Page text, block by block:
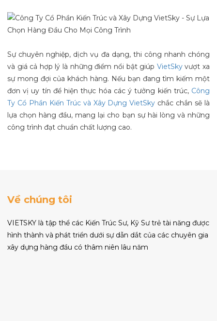
Sự chuyên nghiệp, dịch vụ đa dạng, thi công nhanh chóng
và giá cả hợp lý là những điểm nổi bật giúp VietSkyvượt xa
sự mong đợi của khách hàng. Nếu bạn đang tìm kiếm một
đơn vị uy tín để hiện thực hóa các ý tưởng kiến trúc, Công
Ty Cổ Phần Kiến Trúc và Xây Dựng VietSky chắc chắn sẽ là
lựa chọn hàng đầu, mang lại cho bạn sự hài lòng và những
công trình đạt chuẩn chất lượng cao.
Về chúng tôi
VIETSKY là tập thể các Kiến Trúc Sư, Kỹ Sư trẻ tài năng được
hình thành và phát triển dưới sự dẫn dắt của các chuyên gia
xây dựng hàng đầu có thâm niên lâu năm